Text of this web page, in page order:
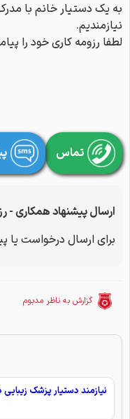
به یک دستیار خانم با
نیازمندیم.
لطفا رزومه کاری خود را
تماس
ارسال پیشنهاد همکاری -
برای ارسال درخواست یا
گزارش به ناظر مدبوم
نیازمند دستیار پزشک